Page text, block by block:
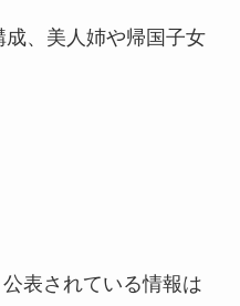
表されている情報は